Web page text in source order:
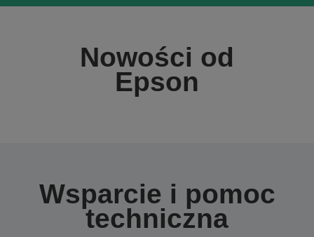
Nowości od
Epson
Wsparcie i pomoc
techniczna